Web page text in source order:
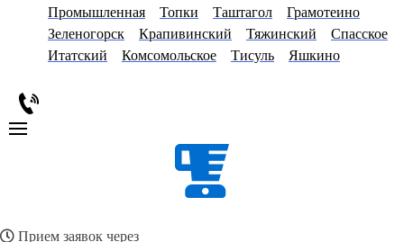
Промышленная
Топки Таштагол
Грамотеино
Зеленогорск
Крапивинский Тяжинский
Спасское
Итатский
Комсомольское Тисуль Яшкино
Прием заявок через